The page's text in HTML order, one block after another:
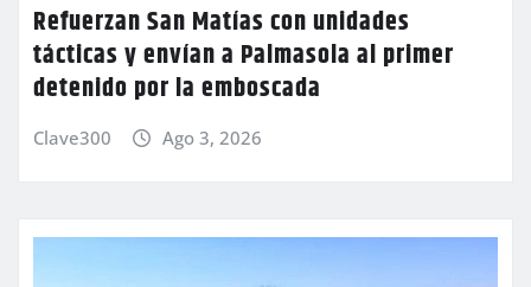
Refuerzan San Matías con unidades
tácticas y envían a Palmasola al primer
detenido por la emboscada
Clave300 Ago 3, 2026